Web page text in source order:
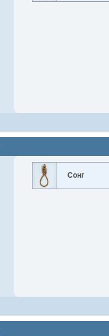
Сонг